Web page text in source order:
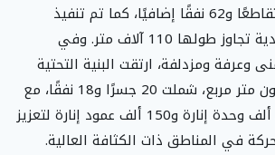
تم رفع جاهزية 92 تقاطعًا و62 نفقًا إضافيًا، كما تم تنفيذ
دهانات أرضية وإرشادية تجاوز طولها 110 آلاف متر. وفي
وعرفة ومزدلفة، ارتقت البنية التحتية
إلى مساحة 4.6 مليون متر مربع، شملت 20 جسرًا و18 نفقًا، مع
تركيب أكثر من 330 ألف وحدة إنارة و150 ألف عمود إنارة لتعزيز
في المناطق ذات الكثافة العالية.